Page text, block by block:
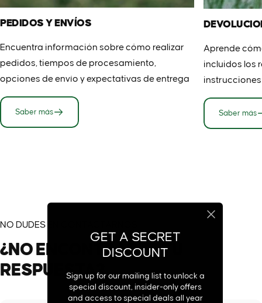
PEDIDOS Y ENVÍOS
Encuentra información sobre cómo realizar
pedidos, tiempos de procesamiento,
opciones de envío y expectativas de entrega
Saber más
Aprende
incluidos los
Saber más
NO DUDES EN CONTACTARNOS
¿NO ENCONTRASTETU
RESPUESTA?
GET A SECRET
DISCOUNT
Sign up for our mailing list to unlock a
special discount, insider-only offers
and access to special deals all year